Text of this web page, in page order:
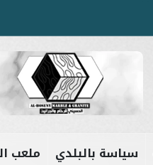
سياسة بالبلدي ملعب